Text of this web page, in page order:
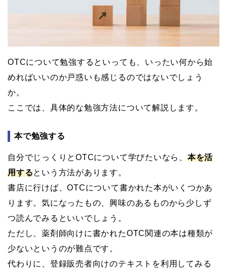
OTCについて勉強するといっても、いったい何から始
めればいいのか戸惑いも感じるのではないでしょう
か。
ここでは、具体的な勉強方法について解説します。
本で勉強する
自分でじっくりとOTCについて学びたいなら、 本を活
用するという方法があります。
書店に行けば、OTCについて書かれた本がいくつかあ
ります。気になったもの、興味のあるものから少しず
つ読んでみるといいでしょう。
ただし、薬剤師向けに書かれたOTC関連の本は種類が
少ないというのが難点です。
代わりに、登録販売者向けのテキストを利用してみる